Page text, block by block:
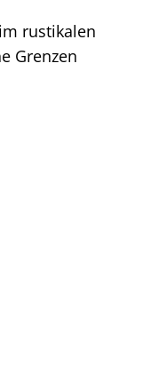
rustikalen
Grenzen